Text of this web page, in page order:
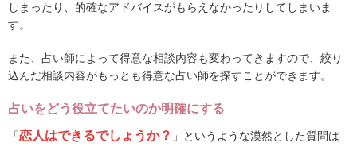
しまったり、的確なアドバイスがもらえなかったりしてしまいま
す。
また、占い師によって得意な相談内容も変わってきますので、絞り
込んだ相談内容がもっとも得意な占い師を探すことができます。
占いをどう役立てたいのか明確にする
「恋人はできるでしょうか？ 」というような漠然とした質問は